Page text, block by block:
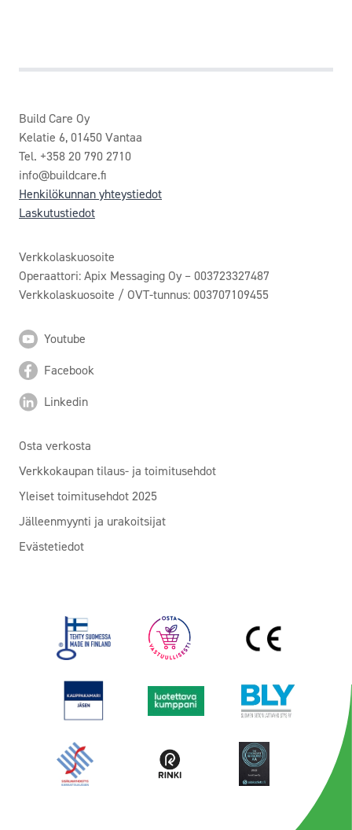
Build Care Oy
Kelatie 6, 01450 Vantaa
Tel. +358 20 790 2710
info@buildcare.fi
Henkilökunnan yhteystiedot
Laskutustiedot
Verkkolaskuosoite
Operaattori: Apix Messaging Oy – 003723327487
Verkkolaskuosoite / OVT-tunnus: 003707109455
Youtube
Facebook
Linkedin
Osta verkosta
Verkkokaupan tilaus- ja toimitusehdot
Yleiset toimitusehdot 2025
Jälleenmyynti ja urakoitsijat
Evästetiedot